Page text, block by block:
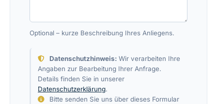
Optional – kurze Beschreibung Ihres Anliegens.
Datenschutzhinweis: Wir verarbeiten Ihre
Angaben zur Bearbeitung Ihrer Anfrage.
Details finden Sie in unserer
Datenschutzerklärung.
Bitte senden Sie uns über dieses Formular